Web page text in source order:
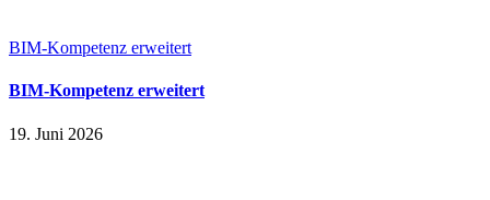
BIM-Kompetenz erweitert
BIM-Kompetenz erweitert
19. Juni 2026